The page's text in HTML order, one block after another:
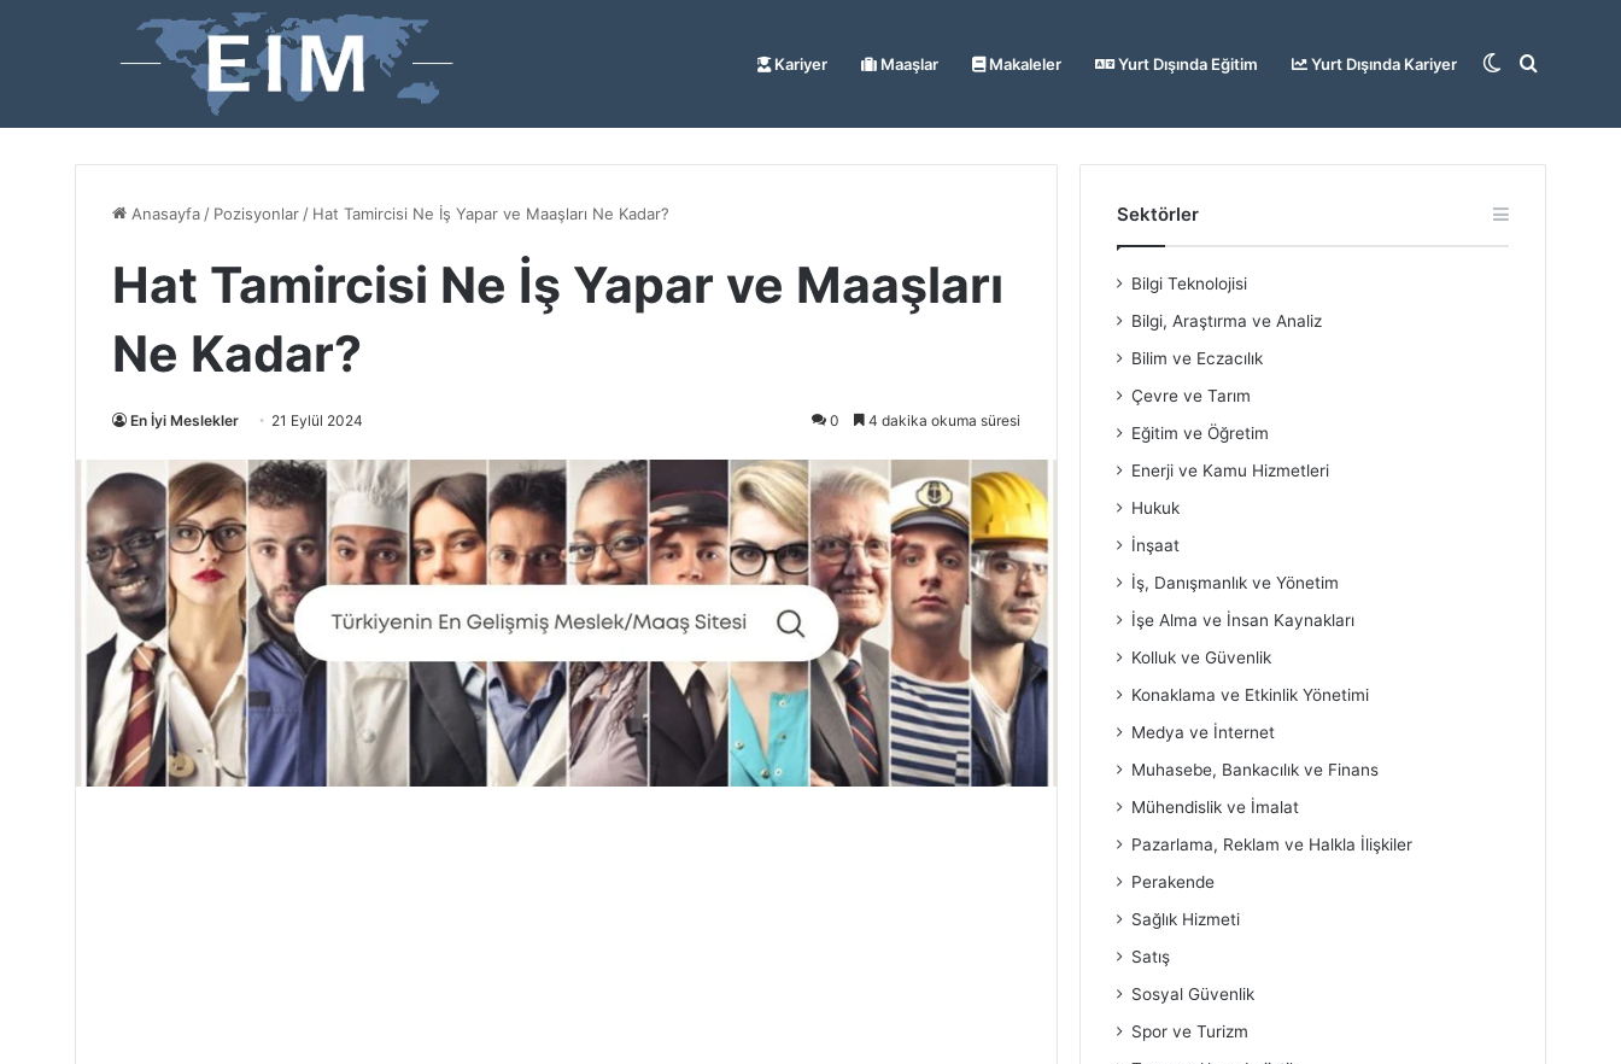
Kariyer Maaşlar Makaleler Yurt Dışında Eğitim Yurt Dışında Kariyer Arama
Dış
Anasayfa / Pozisyonlar / Hat Tamircisi Ne İş Yapar ve Maaşları Ne Kadar?
Hat Tamircisi Ne İş Yapar ve Maaşları
Ne Kadar?
En İyi Meslekler 21 Eylül 2024 0 4 dakika okuma süresi
Sektörler
Bilgi Teknolojisi
Bilgi, Araştırma ve Analiz
Bilim ve Eczacılık
Çevre ve Tarım
Eğitim ve Öğretim
Enerji ve Kamu Hizmetleri
Hukuk
İnşaat
İş, Danışmanlık ve Yönetim
İşe Alma ve İnsan Kaynakları
Kolluk ve Güvenlik
Konaklama ve Etkinlik Yönetimi
Medya ve İnternet
Muhasebe, Bankacılık ve Finans
Mühendislik ve İmalat
Pazarlama, Reklam ve Halkla İlişkiler
Perakende
Sağlık Hizmeti
Satış
Sosyal Güvenlik
Spor ve Turizm